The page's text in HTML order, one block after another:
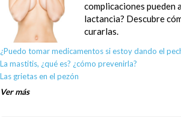
complicaciones pueden
lactancia? Descubre
curarlas.
¿Puedo tomar medicamentos si estoy dando el
La mastitis, ¿qué es? ¿cómo prevenirla?
Las grietas en el pezón
Ver más